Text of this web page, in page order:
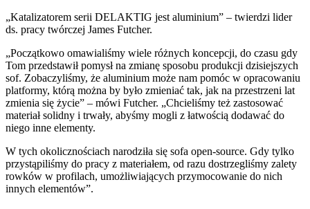
„Katalizatorem serii DELAKTIG jest aluminium” – twierdzi lider
ds. pracy twórczej James Futcher.
„Początkowo omawialiśmy wiele różnych koncepcji, do czasu gdy
Tom przedstawił pomysł na zmianę sposobu produkcji dzisiejszych
sof. Zobaczyliśmy, że aluminium może nam pomóc w opracowaniu
platformy, którą można by było zmieniać tak, jak na przestrzeni lat
zmienia się życie” – mówi Futcher. „Chcieliśmy też zastosować
materiał solidny i trwały, abyśmy mogli z łatwością dodawać do
niego inne elementy.
W tych okolicznościach narodziła się sofa open-source. Gdy tylko
przystąpiliśmy do pracy z materiałem, od razu dostrzegliśmy zalety
rowków w profilach, umożliwiających przymocowanie do nich
innych elementów”.